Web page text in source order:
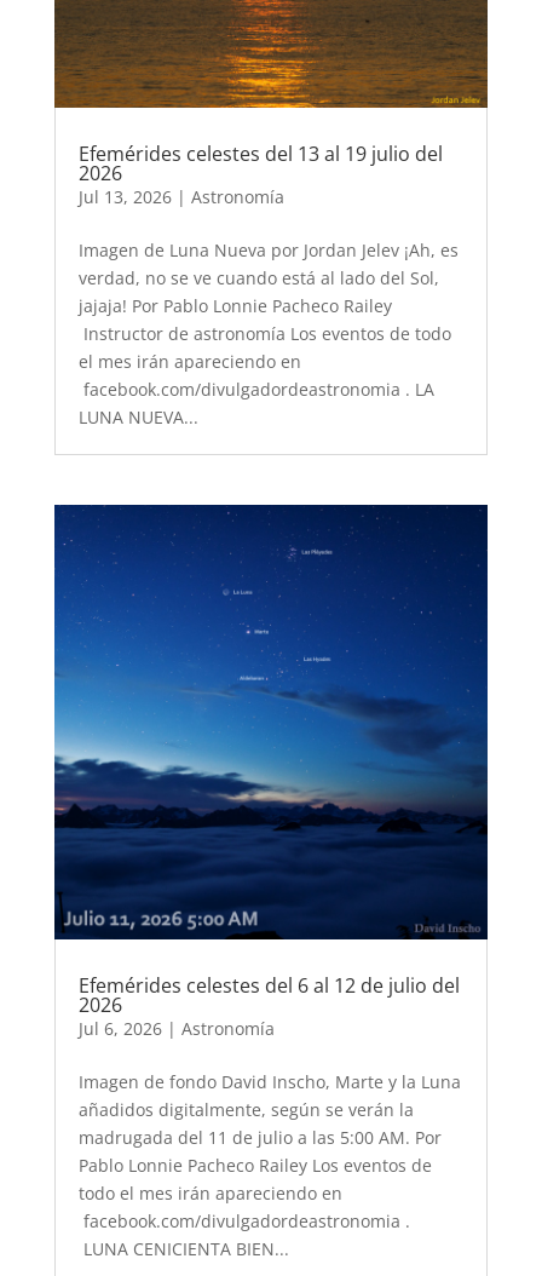
Efemérides celestes del 13 al 19 julio del
2026
Jul 13, 2026| Astronomía
Imagen de Luna Nueva por Jordan Jelev ¡Ah, es
verdad, no se ve cuando está al lado del Sol,
jajaja! Por Pablo Lonnie Pacheco Railey
Instructor de astronomía Los eventos de todo
el mes irán apareciendo en
facebook.com/divulgadordeastronomia . LA
LUNA NUEVA...
Efemérides celestes del 6 al 12 de julio del
2026
Jul 6, 2026| Astronomía
Imagen de fondo David Inscho, Marte y la Luna
añadidos digitalmente, según se verán la
madrugada del 11 de julio a las 5:00 AM. Por
Pablo Lonnie Pacheco Railey Los eventos de
todo el mes irán apareciendo en
facebook.com/divulgadordeastronomia .
LUNA CENICIENTA BIEN...